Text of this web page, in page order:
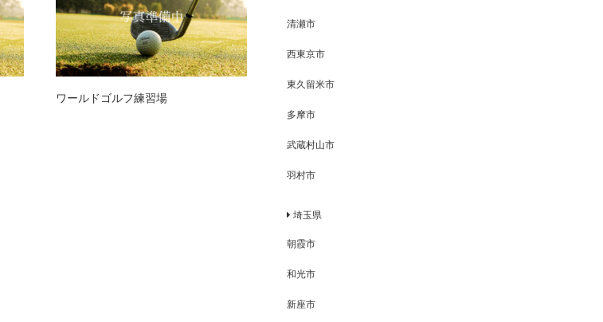
ワールドゴルフ練習場
清瀬市
西東京市
東久留米市
多摩市
武蔵村山市
羽村市
埼玉県
朝霞市
和光市
新座市